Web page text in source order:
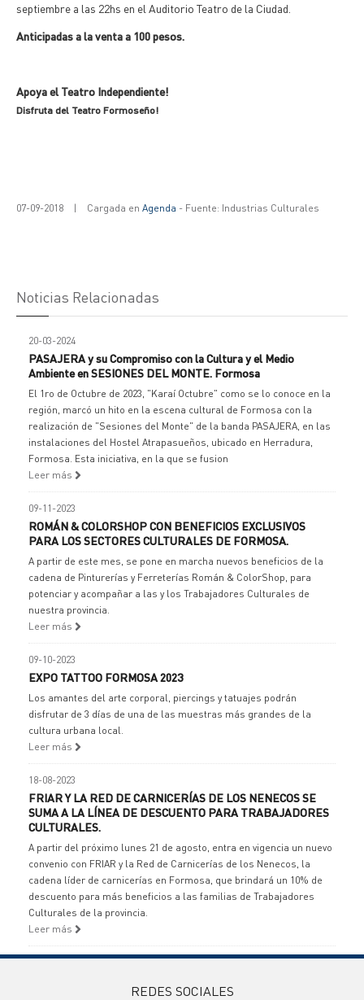
septiembre a las 22hs en el Auditorio Teatro de la Ciudad.
Anticipadas a la venta a 100 pesos.
Apoya el Teatro Independiente!
Disfruta del Teatro Formoseño!
07-09-2018 | Cargada en Agenda - Fuente: Industrias Culturales
Noticias Relacionadas
20-03-2024
PASAJERA y su Compromiso con la Cultura y el Medio
Ambiente en SESIONES DEL MONTE. Formosa
El 1ro de Octubre de 2023, "Karaí Octubre" como se lo conoce en la
región, marcó un hito en la escena cultural de Formosa con la
realización de "Sesiones del Monte" de la banda PASAJERA, en las
instalaciones del Hostel Atrapasueños, ubicado en Herradura,
Formosa. Esta iniciativa, en la que se fusion
Leer más
09-11-2023
ROMÁN & COLORSHOP CON BENEFICIOS EXCLUSIVOS
PARA LOS SECTORES CULTURALES DE FORMOSA.
A partir de este mes, se pone en marcha nuevos beneficios de la
cadena de Pinturerías y Ferreterías Román & ColorShop, para
potenciar y acompañar a las y los Trabajadores Culturales de
nuestra provincia.
Leer más
09-10-2023
EXPO TATTOO FORMOSA 2023
Los amantes del arte corporal, piercings y tatuajes podrán
disfrutar de 3 días de una de las muestras más grandes de la
cultura urbana local.
Leer más
18-08-2023
FRIAR Y LA RED DE CARNICERÍAS DE LOS NENECOS SE
SUMA A LA LÍNEA DE DESCUENTO PARA TRABAJADORES
CULTURALES.
A partir del próximo lunes 21 de agosto, entra en vigencia un nuevo
convenio con FRIAR y la Red de Carnicerías de los Nenecos, la
cadena líder de carnicerías en Formosa, que brindará un 10% de
descuento para más beneficios a las familias de Trabajadores
Culturales de la provincia.
Leer más
REDES SOCIALES